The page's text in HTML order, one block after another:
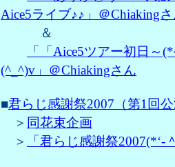
Aice5ライブ♪♪」＠Chiaking
＆
「「Aice5ツアー初日
(^_^)v」＠Chiakingさん
■君らじ感謝祭2007（第1回
＞ 同花束企画
＞
「君らじ感謝祭